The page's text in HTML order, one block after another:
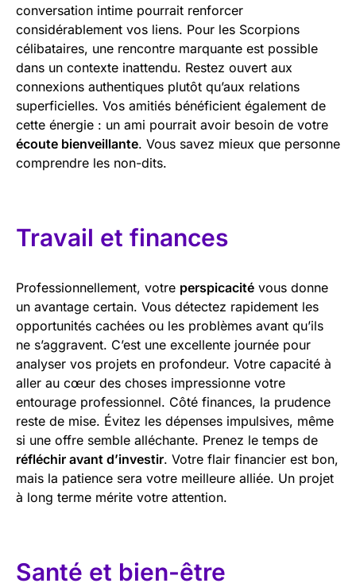
conversation intime pourrait renforcer
considérablement vos liens. Pour les Scorpions
célibataires, une rencontre marquante est possible
dans un contexte inattendu. Restez ouvert aux
connexions authentiques plutôt qu’aux relations
superficielles. Vos amitiés bénéficient également de
cette énergie : un ami pourrait avoir besoin de votre
écoute bienveillante. Vous savez mieux que personne
comprendre les non-dits.
Travail et finances
Professionnellement, votre perspicacité vous donne
un avantage certain. Vous détectez rapidement les
opportunités cachées ou les problèmes avant qu’ils
ne s’aggravent. C’est une excellente journée pour
analyser vos projets en profondeur. Votre capacité à
aller au cœur des choses impressionne votre
entourage professionnel. Côté finances, la prudence
reste de mise. Évitez les dépenses impulsives, même
si une offre semble alléchante. Prenez le temps de
réfléchir avant d’investir. Votre flair financier est bon,
mais la patience sera votre meilleure alliée. Un projet
à long terme mérite votre attention.
Santé et bien-être